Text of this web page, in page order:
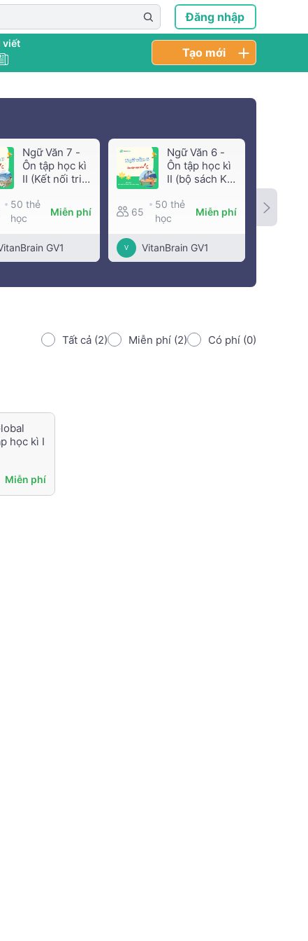
Đăng nhập
viết
Tạo mới
Ngữ Văn 7 -
Ôn tập học kì
II (Kết nối tri
sống)
50 thẻ
học
Miễn phí
GV1
Ngữ Văn 6 -
Ôn tập học kì
II (bộ sách Kết
với cuộc
sống)
65
50 thẻ
học
Miễn phí
V VitanBrain GV1
Tất cả (2) Miễn phí (2) Có phí (0)
học kì I
Miễn phí